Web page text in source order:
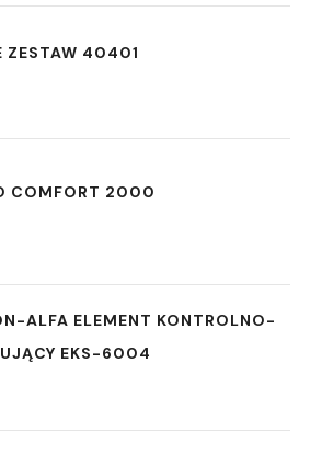
ZESTAW 40401
COMFORT 2000
ALFA ELEMENT KONTROLNO-
EKS-6004